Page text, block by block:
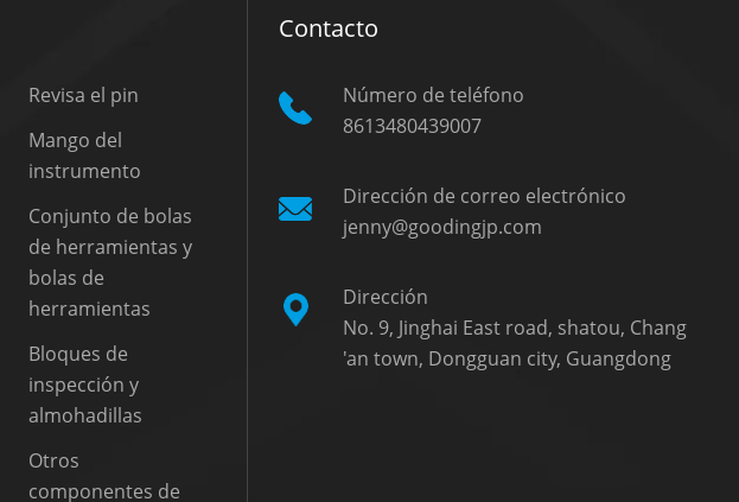
Revisa el pin
Mango del
instrumento
Conjunto de bolas
de herramientas y
bolas de
herramientas
Bloques de
inspección y
almohadillas
Otros
componentes de
Contacto
Número de teléfono
8613480439007
Dirección de correo electrónico
jenny@goodingjp.com
Dirección
No. 9, Jinghai East road, shatou, Chang
'an town, Dongguan city, Guangdong